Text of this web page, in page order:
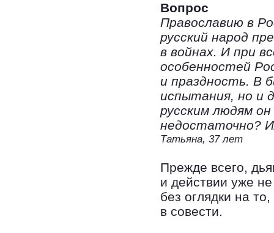
Вопрос
Православию в
русский народ
в войнах. И при
особенностей
и праздность. В
испытания, но и
русским людям
недостаточно?
Татьяна, 37 лет
Прежде всего,
и действии уже
без оглядки на
в совести.